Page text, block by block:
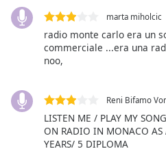
Opacity
Area
Background
Color
marta miholcic
radio monte carlo era un
commerciale ...era una
noo,
Reni Bifamo
LISTEN ME / PLAY MY
ON RADIO IN MONACO AS
YEARS/ 5 DIPLOMA